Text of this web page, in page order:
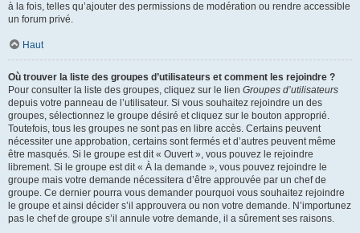
à la fois, telles qu’ajouter des permissions de modération ou rendre accessible
un forum privé.
Haut
Où trouver la liste des groupes d’utilisateurs et comment les rejoindre ?
Pour consulter la liste des groupes, cliquez sur le lien Groupes d’utilisateurs
depuis votre panneau de l’utilisateur. Si vous souhaitez rejoindre un des
groupes, sélectionnez le groupe désiré et cliquez sur le bouton approprié.
Toutefois, tous les groupes ne sont pas en libre accès. Certains peuvent
nécessiter une approbation, certains sont fermés et d’autres peuvent même
être masqués. Si le groupe est dit « Ouvert », vous pouvez le rejoindre
librement. Si le groupe est dit « À la demande », vous pouvez rejoindre le
groupe mais votre demande nécessitera d’être approuvée par un chef de
groupe. Ce dernier pourra vous demander pourquoi vous souhaitez rejoindre
le groupe et ainsi décider s’il approuvera ou non votre demande. N’importunez
pas le chef de groupe s’il annule votre demande, il a sûrement ses raisons.